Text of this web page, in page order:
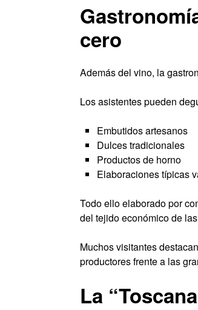
cero
Además del vino, la
Los asistentes pueden
Embutidos artesanos
Dulces tradicionales
Productos de horno
Elaboraciones típicas
Todo ello elaborado por
del tejido económico de
Muchos visitantes
productores frente a las
La